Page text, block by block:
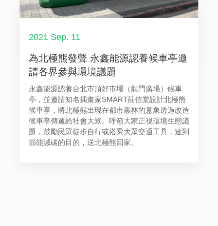
2021 Sep. 11
為北極熊發聲 永鑫能源認養候車亭邀
請各界參與環境議題
永鑫能源認養台北市頂好市場（龍門廣場）候車
亭，並邀請知名插畫家SMART莊信棠設計北極熊
候車亭，將北極熊出現在都市叢林的意象透過改造
候車亭傳遞給社會大眾。呼籲大家正視環境生態議
題，鼓勵民眾徒步自行或搭乘大眾交通工具，達到
節能減碳的目的，送北極熊回家。